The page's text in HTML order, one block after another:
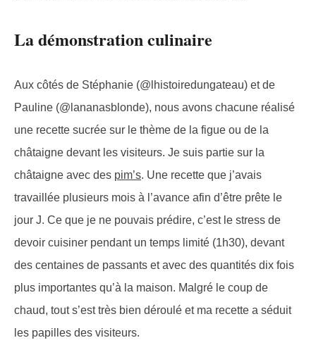
La démonstration culinaire
Aux côtés de Stéphanie (@lhistoiredungateau) et de
Pauline (@lananasblonde), nous avons chacune réalisé
une recette sucrée sur le thème de la figue ou de la
châtaigne devant les visiteurs. Je suis partie sur la
châtaigne avec des pim’s. Une recette que j’avais
travaillée plusieurs mois à l’avance afin d’être prête le
jour J. Ce que je ne pouvais prédire, c’est le stress de
devoir cuisiner pendant un temps limité (1h30), devant
des centaines de passants et avec des quantités dix fois
plus importantes qu’à la maison. Malgré le coup de
chaud, tout s’est très bien déroulé et ma recette a séduit
les papilles des visiteurs.